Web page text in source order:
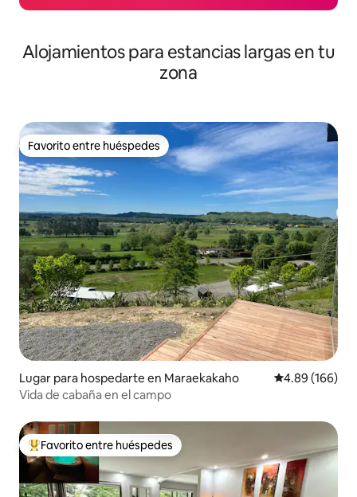
Alojamientos para estancias largas en tu
zona
Favorito entre huéspedes
Favorito entre huéspedes
Lugar para hospedarte en Maraekakaho Calificación
4.89 (166)
Vida de cabaña en el campo
De los mejores en Favorito entre huéspedes
Favorito entre huéspedes